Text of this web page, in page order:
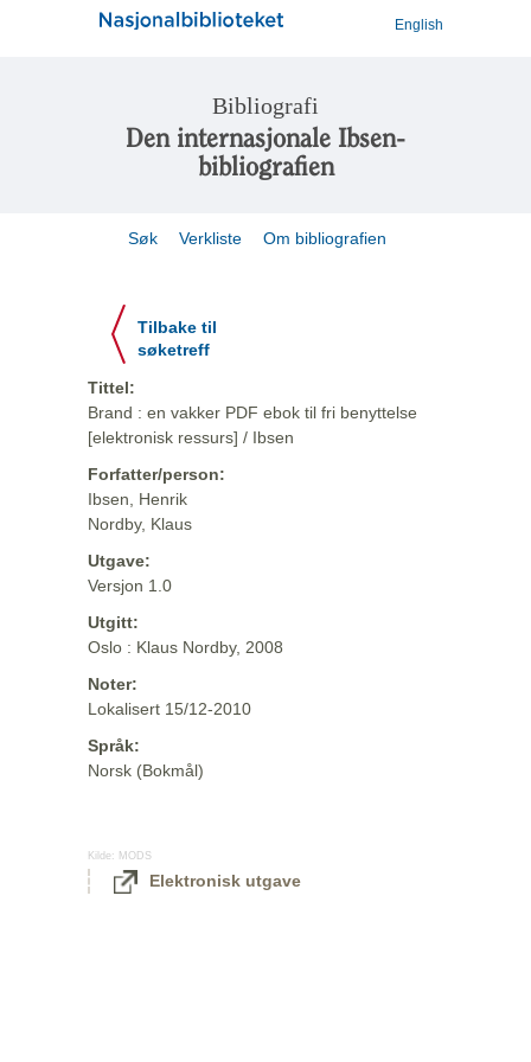
English
Bibliografi
Den internasjonale Ibsen-
bibliografien
Søk Verkliste Om bibliografien
Tilbake til
søketreff
Tittel:
Brand : en vakker PDF ebok til fri benyttelse
[elektronisk ressurs] / Ibsen
Forfatter/person:
Ibsen, Henrik
Nordby, Klaus
Utgave:
Versjon 1.0
Utgitt:
Oslo : Klaus Nordby, 2008
Noter:
Lokalisert 15/12-2010
Språk:
Norsk (Bokmål)
Kilde: MODS
Elektronisk utgave